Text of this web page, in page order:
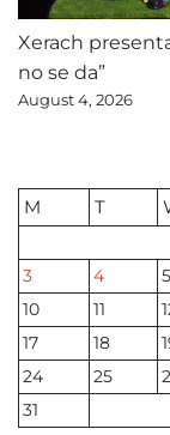
Xerach
no se da”
August 4, 2026
M
T
3
4 5
10
11
17
18
24
25
31